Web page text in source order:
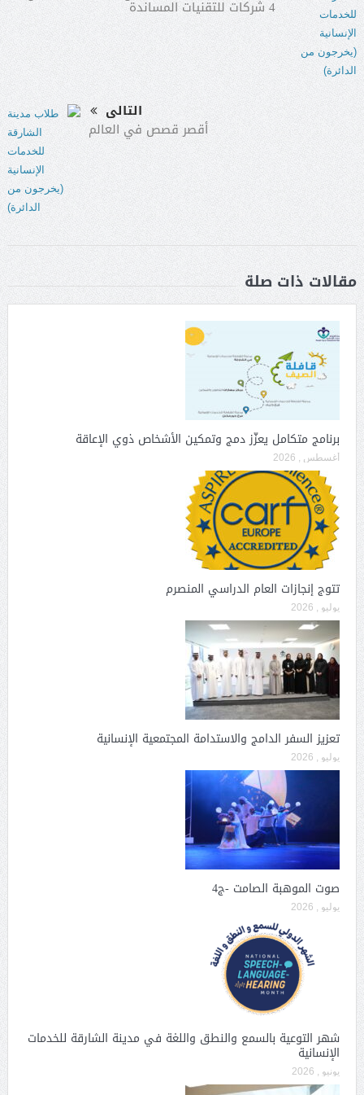
4 شركات للتقنيات المساندة
التالى
أقصر قصص في العالم
مقالات ذات صلة
برنامج متكامل يعزّز دمج وتمكين الأشخاص ذوي الإعاقة
أغسطس , 2026
تتوج إنجازات العام الدراسي المنصرم
يوليو , 2026
تعزيز السفر الدامج والاستدامة المجتمعية الإنسانية
يوليو , 2026
صوت الموهبة الصامت -ج4
يوليو , 2026
شهر التوعية بالسمع والنطق واللغة في مدينة الشارقة للخدمات
الإنسانية
يونيو , 2026